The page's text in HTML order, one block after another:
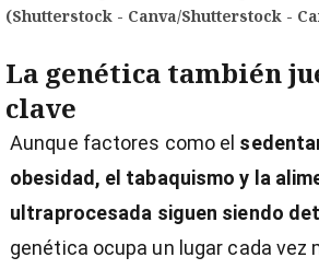
(Shutterstock - Canva/Shutterstock -
La genética también
clave
Aunque factores como el
obesidad, el tabaquismo y la
ultraprocesada siguen siendo
genética ocupa un lugar cada vez